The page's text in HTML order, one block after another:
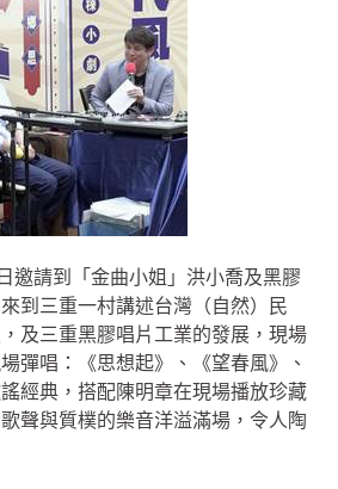
邀請到「金曲小姐」洪小喬及黑膠
到三重一村講述台灣（自然）民
及三重黑膠唱片工業的發展，現場
彈唱：《思想起》、《望春風》、
經典，搭配陳明章在現場播放珍藏
聲與質樸的樂音洋溢滿場，令人陶